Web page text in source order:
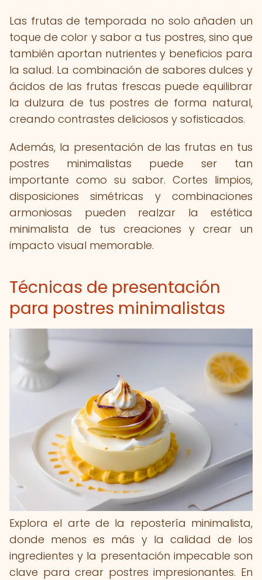
Las frutas de temporada no solo añaden un
toque de color y sabor a tus postres, sino que
también aportan nutrientes y beneficios para
la salud. La combinación de sabores dulces y
ácidos de las frutas frescas puede equilibrar
la dulzura de tus postres de forma natural,
creando contrastes deliciosos y sofisticados.
Además, la presentación de las frutas en tus
postres minimalistas puede ser tan
importante como su sabor. Cortes limpios,
disposiciones simétricas y combinaciones
armoniosas pueden realzar la estética
minimalista de tus creaciones y crear un
impacto visual memorable.
Técnicas de presentación
para postres minimalistas
Explora el arte de la repostería minimalista,
donde menos es más y la calidad de los
ingredientes y la presentación impecable son
clave para crear postres impresionantes. En